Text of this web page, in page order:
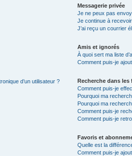
d’un utilisateur ?
Messagerie privée
Je ne peux pas
Je continue à
J’ai reçu un courrier
Amis et ignorés
À quoi sert ma liste
Comment puis-je
Recherche dans les
Comment puis-je
Pourquoi ma
Pourquoi ma
Comment puis-je
Comment puis-je
Favoris et
Quelle est la
Comment puis-je